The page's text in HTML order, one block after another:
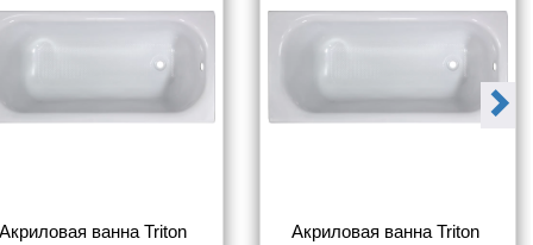
Акриловая ванна Triton
Акриловая ванна Triton